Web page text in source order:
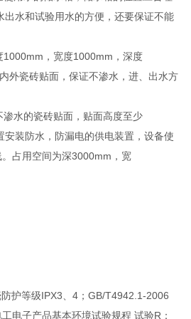
出水和试验用水的方便，还要保证不能
，宽度1000mm，深度
外瓷砖贴面，保证不渗水，进、出水方
水的瓷砖贴面，贴面高度至少
装防水，防漏电的供电装置，设备使
占用空间为深3000mm，宽
护等级IPX3、4；GB/T4942.1-2006
电子产品基本环境试验规程 试验R：